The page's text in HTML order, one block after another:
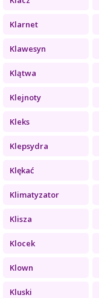
Klarnet
Klawesyn
Klątwa
Klejnoty
Kleks
Klepsydra
Klękać
Klimatyzator
Klisza
Klocek
Klown
Kluski